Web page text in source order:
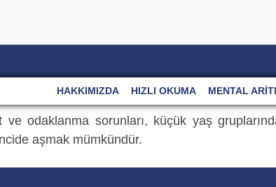
HAKKIMIZDA HIZLI OKUMA MENTAL
odaklanma sorunları, küçük yaş
aşmak mümkündür.